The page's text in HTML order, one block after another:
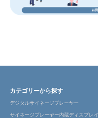
カテゴリーから探す
デジタルサイネージプレーヤー
サイネージプレーヤー内蔵ディスプレイ